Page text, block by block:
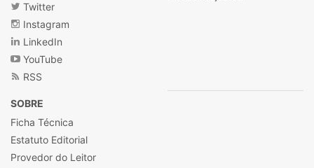
Twitter
Instagram
LinkedIn
YouTube
RSS
SOBRE
Ficha Técnica
Estatuto Editorial
Provedor do Leitor